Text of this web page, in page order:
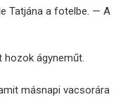
Tatjána a fotelbe. — A
ágyneműt.
másnapi vacsorára